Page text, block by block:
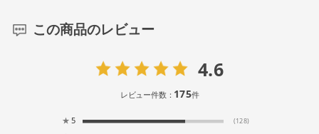
この商品のレビュー
4.6
レビュー件数： 175件
★ 5 (128)